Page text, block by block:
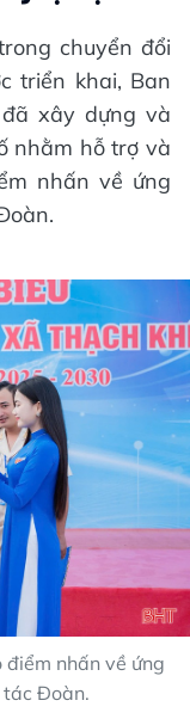
chuyển đổi
triển khai, Ban
xây dựng và
nhằm hỗ trợ và
nhấn về ứng
nhấn về ứng
tác Đoàn.